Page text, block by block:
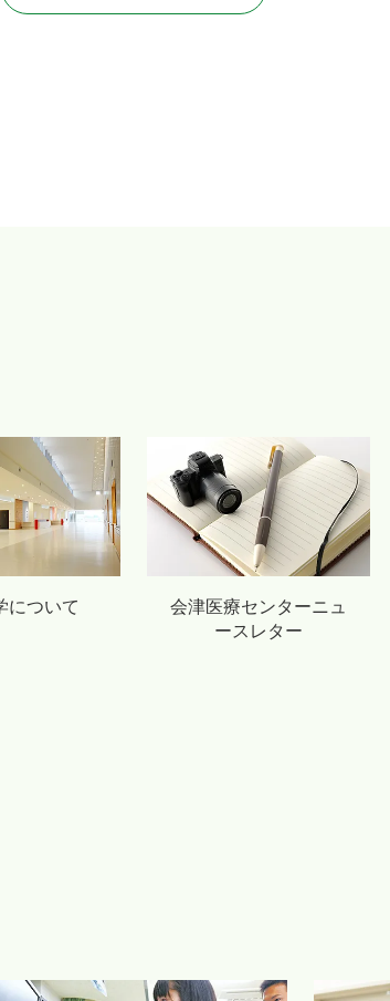
について
会津医療センターニュ
ースレター